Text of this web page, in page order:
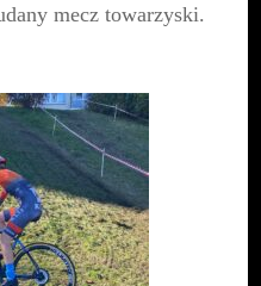
mecz towarzyski.